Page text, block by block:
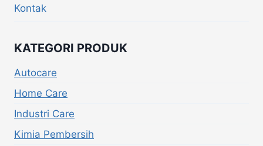
Kontak
KATEGORI PRODUK
Autocare
Home Care
Industri Care
Kimia Pembersih